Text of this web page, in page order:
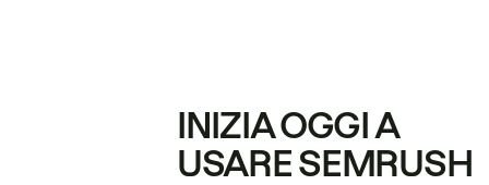
INIZIA OGGI A
USARE SEMRUSH